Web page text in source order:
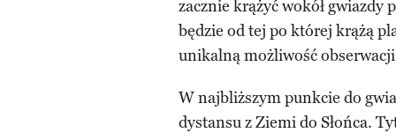
zacznie krążyć wokół gwiazdy
będzie od tej po której krążą
unikalną możliwość
W najbliższym punkcie do
dystansu z Ziemi do Słońca.